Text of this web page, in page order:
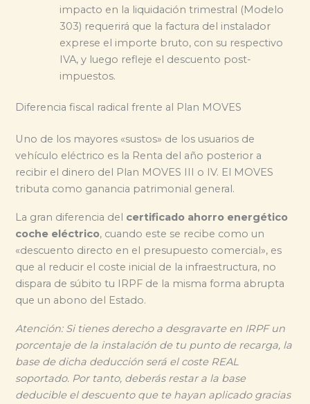
impacto en la liquidación trimestral (Modelo
303) requerirá que la factura del instalador
exprese el importe bruto, con su respectivo
IVA, y luego refleje el descuento post-
impuestos.
Diferencia fiscal radical frente al Plan MOVES
Uno de los mayores «sustos» de los usuarios de
vehículo eléctrico es la Renta del año posterior a
recibir el dinero del Plan MOVES III o IV. El MOVES
tributa como ganancia patrimonial general.
La gran diferencia del certificado ahorro energético
coche eléctrico, cuando este se recibe como un
«descuento directo en el presupuesto comercial», es
que al reducir el coste inicial de la infraestructura, no
dispara de súbito tu IRPF de la misma forma abrupta
que un abono del Estado.
Atención: Si tienes derecho a desgravarte en IRPF un
porcentaje de la instalación de tu punto de recarga, la
base de dicha deducción será el coste REAL
soportado. Por tanto, deberás restar a la base
deducible el descuento que te hayan aplicado gracias